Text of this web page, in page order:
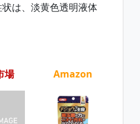
は、淡黄色透明液体
場 Amazon